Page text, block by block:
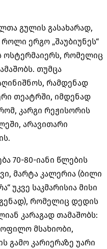
გულის გასახარად,
ერგო „შაუბიუნეს“
ოსტერმაიერს, რომელიც
თუმცა
რამდენად
თეატრში, იმდენად
კარგი რეჟისორის
არავითარი
70-80-იანი წლების
მარტა კალერია (ბილი
უკვე საკმარისია მისი
რომელიც დედის
კარაგად თამაშობს:
მსახიობი,
გამო კარიერაზე უარი